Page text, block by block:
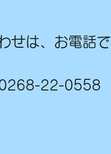
せは、お電話で
22-0558